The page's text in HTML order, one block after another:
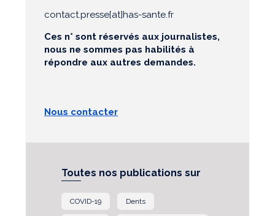
contact.presse[at]has-sante.fr
Ces n° sont réservés aux journalistes,
nous ne sommes pas habilités à
répondre aux autres demandes.
Nous contacter
Toutes nos publications sur
COVID-19 Dents